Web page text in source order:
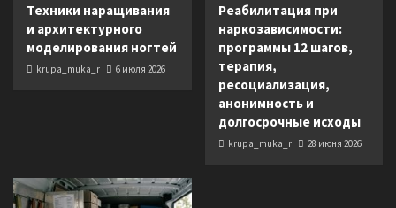
Техники наращивания
и архитектурного
моделирования ногтей
krupa_muka_r 6 июля 2026
Реабилитация при
наркозависимости:
программы 12 шагов,
терапия,
ресоциализация,
анонимность и
долгосрочные исходы
krupa_muka_r 28 июня 2026